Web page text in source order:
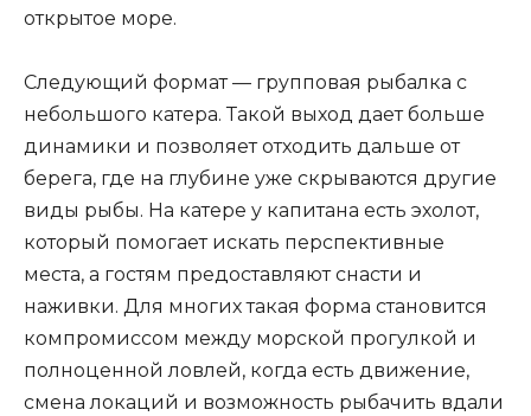
открытое море.
Следующий формат — групповая рыбалка с
небольшого катера. Такой выход дает больше
динамики и позволяет отходить дальше от
берега, где на глубине уже скрываются другие
виды рыбы. На катере у капитана есть эхолот,
который помогает искать перспективные
места, а гостям предоставляют снасти и
наживки. Для многих такая форма становится
компромиссом между морской прогулкой и
полноценной ловлей, когда есть движение,
смена локаций и возможность рыбачить вдали